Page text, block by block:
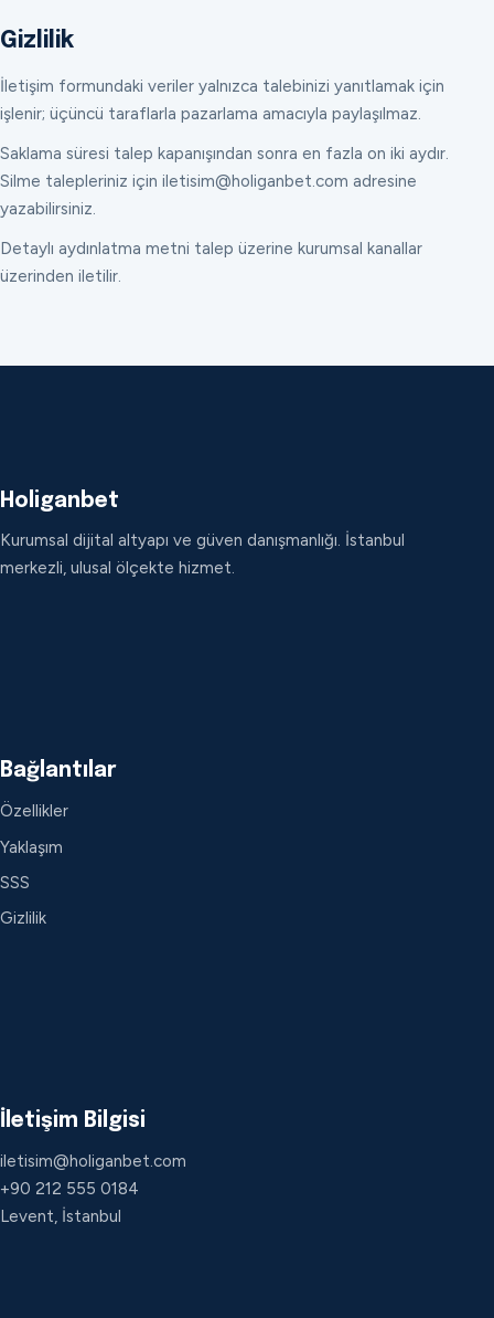
Gizlilik
İletişim formundaki veriler yalnızca talebinizi yanıtlamak için
işlenir; üçüncü taraflarla pazarlama amacıyla paylaşılmaz.
Saklama süresi talep kapanışından sonra en fazla on iki aydır.
Silme talepleriniz için iletisim@holiganbet.com adresine
yazabilirsiniz.
Detaylı aydınlatma metni talep üzerine kurumsal kanallar
üzerinden iletilir.
Holiganbet
Kurumsal dijital altyapı ve güven danışmanlığı. İstanbul
merkezli, ulusal ölçekte hizmet.
Bağlantılar
Özellikler
Yaklaşım
SSS
Gizlilik
İletişim Bilgisi
iletisim@holiganbet.com
+90 212 555 0184
Levent, İstanbul